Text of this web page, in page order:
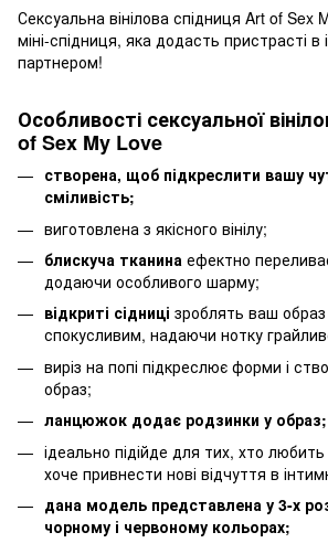
Сексуальна вінілова спідниця Art of Sex
міні-спідниця, яка додасть пристрасті в
партнером!
Особливості сексуальної
of Sex My Love
створена, щоб підкреслити вашу
сміливість;
виготовлена з якісного вінілу;
блискуча тканина ефектно
додаючи особливого шарму;
відкриті сідниці зроблять ваш образ
спокусливим, надаючи нотку
виріз на попі підкреслює форми і
образ;
ланцюжок додає родзинки у образ;
ідеально підійде для тих, хто
хоче привнести нові відчуття в
дана модель представлена у 3-х
чорному і червоному кольорах;